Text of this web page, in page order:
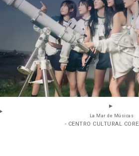
La Mar de Músicas
- CENTRO CULTURAL